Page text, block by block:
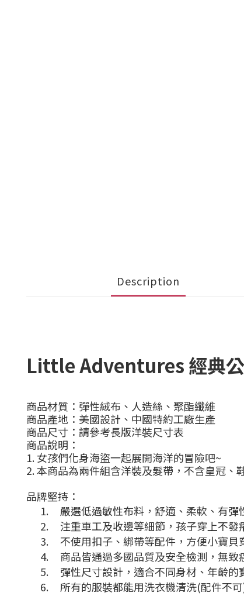
Description
Little Adventures 經典
商品材質：彈性絨布、人造絲、聚酯纖維
商品產地：美國設計、中國特約工廠生產
商品尺寸：請參考長版洋裝尺寸表
商品說明：
1.女孩們化身海盜一起展開海洋的冒險吧~
2. 本商品為兩件組含洋裝及髮帶，不含皇冠、
品牌堅持：
1.
嚴選低過敏性布料，舒適、柔軟、有彈
2.
注重車工及收邊等細節，孩子穿上不發
3.
不使用扣子、綁帶等配件，方便小寶貝
4.
商品皆通過多國品質及安全檢測，無致
5.
彈性尺寸設計，適合不同身材、年齡的
6.
所有的服裝都能用洗衣機清洗(配件不可